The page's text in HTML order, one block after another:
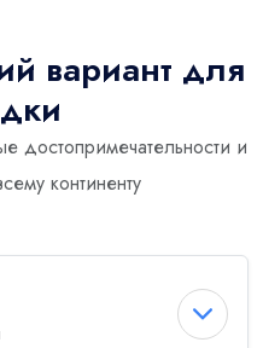
вариант для
достопримечательности и
континенту